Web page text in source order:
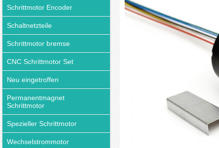
Schrittmotor Encoder
Schaltnetzteile
Schrittmotor bremse
CNC Schrittmotor Set
Neu eingetroffen
Permanentmagnet
Schrittmotor
Spezieller Schrittmotor
Wechselstrommotor